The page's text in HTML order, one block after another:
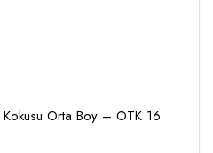
Orta Boy – OTK 16